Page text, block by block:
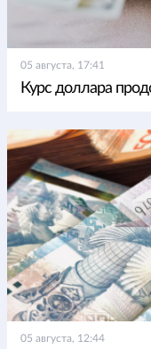
05 августа, 17:41
Курс доллара
05 августа, 12:44